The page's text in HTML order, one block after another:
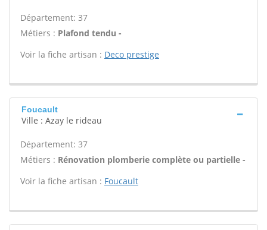
Département: 37
Métiers : Plafond tendu -
Voir la fiche artisan : Deco prestige
Foucault
Ville : Azay le rideau
Département: 37
Métiers : Rénovation plomberie complète ou partielle -
Voir la fiche artisan : Foucault